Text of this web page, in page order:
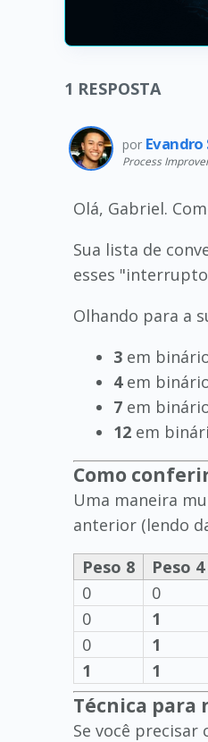
1 RESPOSTA
por
Process
Olá, Gabriel.
Sua lista de
esses
Olhando para a
3 em
4em
7 em
12 em
Como
Uma maneira
anterior (lendo
Peso 8
Peso 4
0
0
0
1
0
1
1
1
Técnica para
Se você